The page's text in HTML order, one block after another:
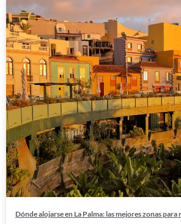
Dónde alojarse en La Palma: las mejores zonas